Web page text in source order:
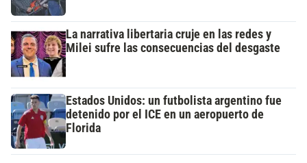
La narrativa libertaria cruje en las redes y
Milei sufre las consecuencias del desgaste
Estados Unidos: un futbolista argentino fue
detenido por el ICE en un aeropuerto de
Florida